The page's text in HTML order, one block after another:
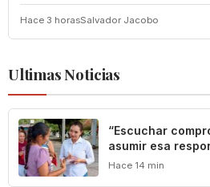
Hace 3 horasSalvador Jacobo
Ultimas Noticias
“Escuchar
asumir esa
Mely Romero
Hace 14 min